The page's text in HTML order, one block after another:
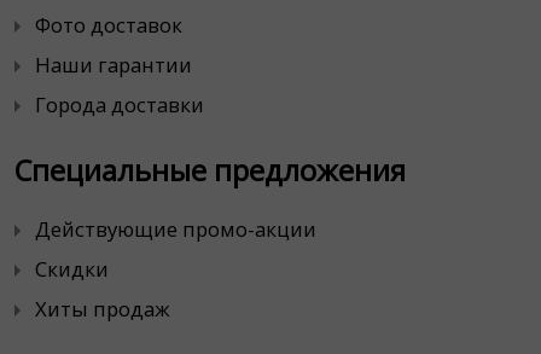
Фото доставок
Наши гарантии
Города доставки
Специальные предложения
Действующие промо-акции
Скидки
Хиты продаж